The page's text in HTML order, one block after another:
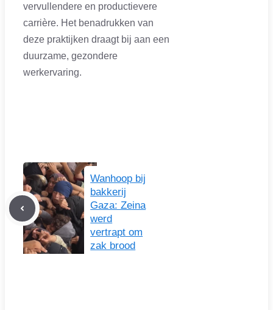
vervullendere en productievere
carrière. Het benadrukken van
deze praktijken draagt bij aan een
duurzame, gezondere
werkervaring.
Wanhoop bij
bakkerij
Gaza: Zeina
werd
vertrapt om
zak brood